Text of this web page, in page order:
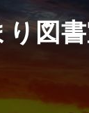
り図